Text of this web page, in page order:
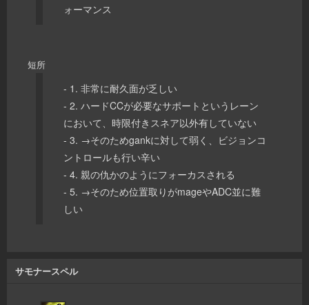
ォーマンス
短所
- 1. 非常に耐久面が乏しい
- 2. ハードCCが必要なサポートというレーン
において、時限付きスネア以外有していない
- 3. →そのためgankに対して弱く、ビジョンコ
ントロールも行い辛い
- 4. 親の仇かのようにフォーカスされる
- 5. →そのため位置取りがmageやADC並に難
しい
サモナースペル